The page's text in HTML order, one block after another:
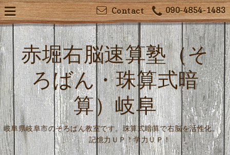
090-4854-1483
Contact
赤堀右脳速算塾（そ
ろばん・珠算式暗
算）岐阜
岐阜県岐阜市のそろばん教室です。珠算式暗算で右脳を活性化。
記憶力ＵＰ！学力ＵＰ！